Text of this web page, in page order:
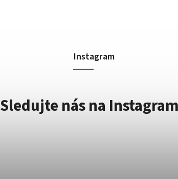
Instagram
Sledujte nás na